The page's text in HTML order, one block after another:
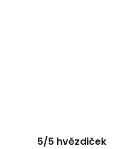
5/5 hvězdiček